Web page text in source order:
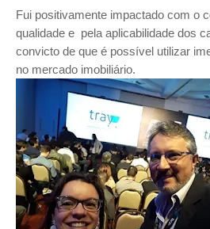
Fui positivamente impactado com o
qualidade e pela aplicabilidade dos
convicto de que é possível utilizar
no mercado imobiliário.